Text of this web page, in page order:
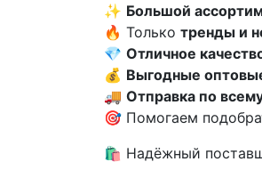
✨ Большой
🔥 Только тренды и
💎 Отличное
💰 Выгодные
🚚 Отправка по
🎯 Помогаем
🛍️ Надёжный